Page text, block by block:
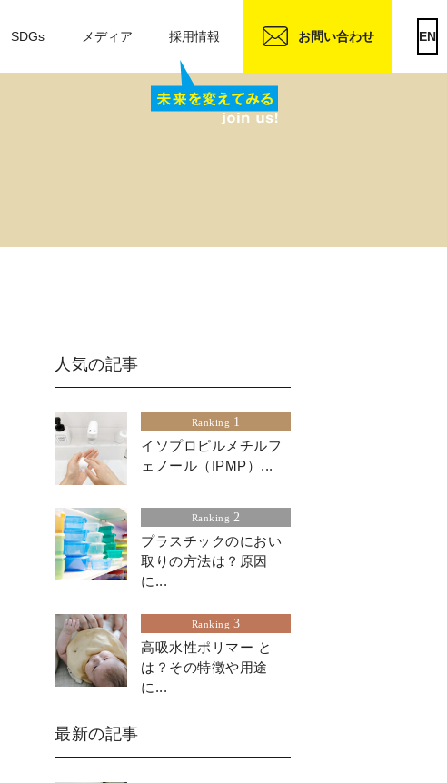
EN
SDGs メディア 採用情報 お問い合わせ
人気の記事
Ranking 1
イソプロピルメチルフ
ェノール（IPMP）...
Ranking 2
プラスチックのにおい
取りの方法は？原因
に...
Ranking 3
高吸水性ポリマー と
は？その特徴や用途
に...
最新の記事